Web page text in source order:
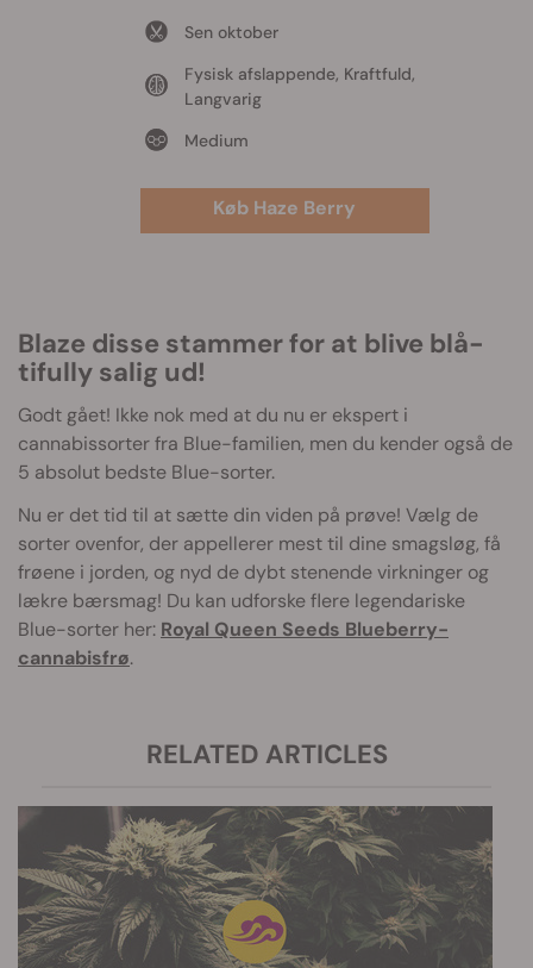
Sen oktober
Fysisk afslappende, Kraftfuld,
Langvarig
Medium
Køb Haze Berry
Blaze disse stammer for at blive blå-
tifully salig ud!
Godt gået! Ikke nok med at du nu er ekspert i
cannabissorter fra Blue-familien, men du kender også de
5 absolut bedste Blue-sorter.
Nu er det tid til at sætte din viden på prøve! Vælg de
sorter ovenfor, der appellerer mest til dine smagsløg, få
frøene i jorden, og nyd de dybt stenende virkninger og
lækre bærsmag! Du kan udforske flere legendariske
Blue-sorter her: Royal Queen Seeds Blueberry-
cannabisfrø.
RELATED ARTICLES